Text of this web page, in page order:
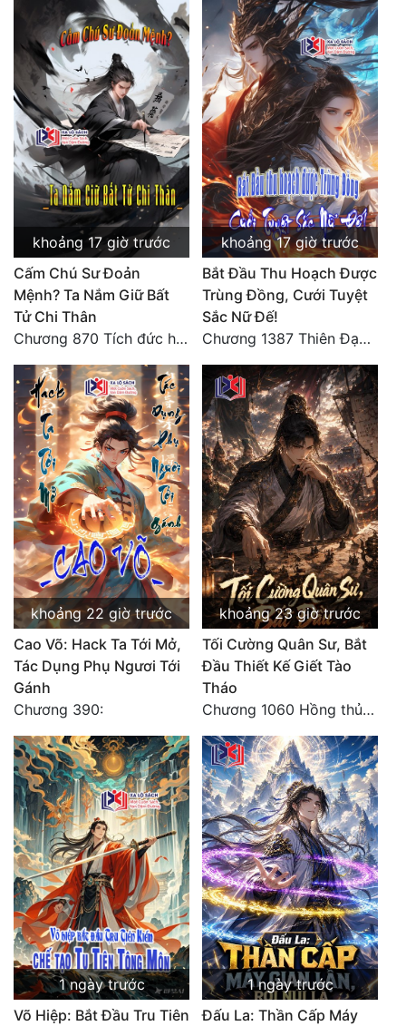
khoảng 17 giờ trước
Cấm Chú Sư Đoản
Mệnh? Ta Nắm Giữ Bất
Tử Chi Thân
Chương 870 Tích đức hành thiện
khoảng 17 giờ trước
Bắt Đầu Thu Hoạch Được
Trùng Đồng, Cưới Tuyệt
Sắc Nữ Đế!
Chương 1387 Thiên Đạo đắc ý
khoảng 22 giờ trước
Cao Võ: Hack Ta Tới Mở,
Tác Dụng Phụ Ngươi Tới
Gánh
Chương 390:
khoảng 23 giờ trước
Tối Cường Quân Sư, Bắt
Đầu Thiết Kế Giết Tào
Tháo
Chương 1060 Hồng thủy ngập trời, thời khắc tuyệt vọng (2/2)
1 ngày trước
Võ Hiệp: Bắt Đầu Tru Tiên
1 ngày trước
Đấu La: Thần Cấp Máy